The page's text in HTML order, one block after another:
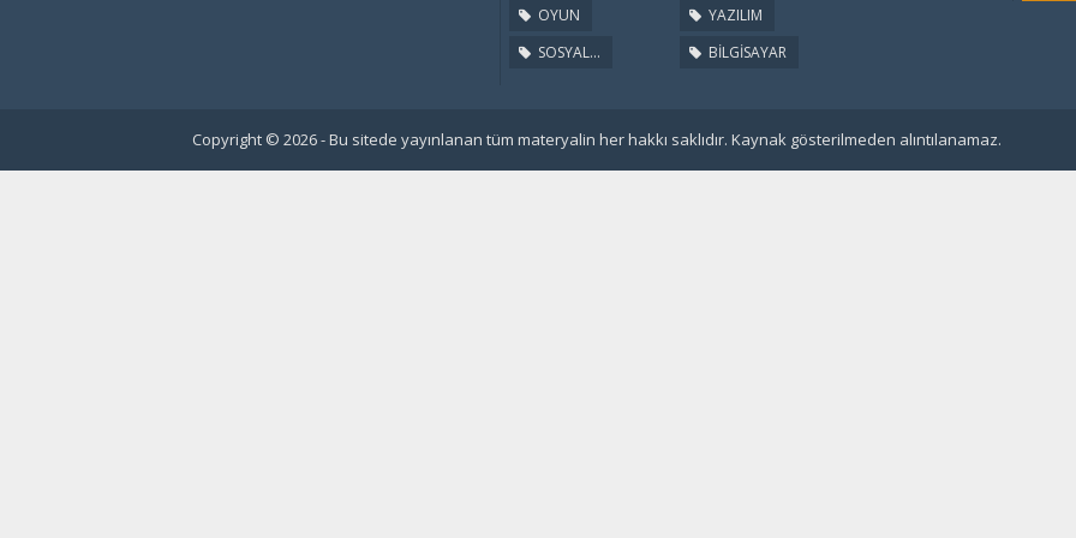
OYUN
SOSYAL...
YAZILIM
BİLGİSAYAR
Copyright © 2026 - Bu sitede yayınlanan tüm materyalin her hakkı saklıdır. Kaynak gösterilmeden alıntılanamaz.